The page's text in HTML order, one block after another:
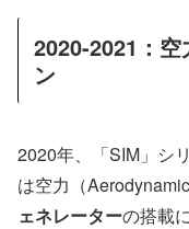
2020-2021：
ン
2020年、「SIM」シ
は空力（
ェネレーターの搭載